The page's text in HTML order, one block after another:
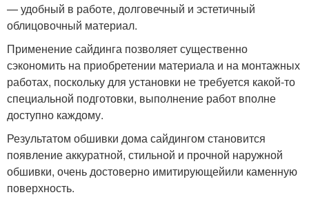
— удобный в работе, долговечный и эстетичный
облицовочный материал.
Применение сайдинга позволяет существенно
сэкономить на приобретении материала и на монтажных
работах, поскольку для установки не требуется какой-то
специальной подготовки, выполнение работ вполне
доступно каждому.
Результатом обшивки дома сайдингом становится
появление аккуратной, стильной и прочной наружной
обшивки, очень достоверно имитирующейили каменную
поверхность.